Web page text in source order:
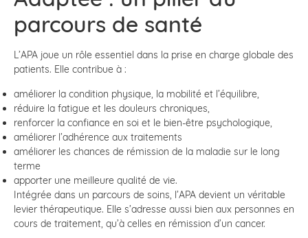
parcours de santé
L’APA joue un rôle essentiel dans la prise en charge globale des
patients. Elle contribue à :
améliorer la condition physique, la mobilité et l’équilibre,
réduire la fatigue et les douleurs chroniques,
renforcer la confiance en soi et le bien-être psychologique,
améliorer l’adhérence aux traitements
améliorer les chances de rémission de la maladie sur le long
terme
apporter une meilleure qualité de vie.
Intégrée dans un parcours de soins, l’APA devient un véritable
levier thérapeutique. Elle s’adresse aussi bien aux personnes en
cours de traitement, qu’à celles en rémission d’un cancer.